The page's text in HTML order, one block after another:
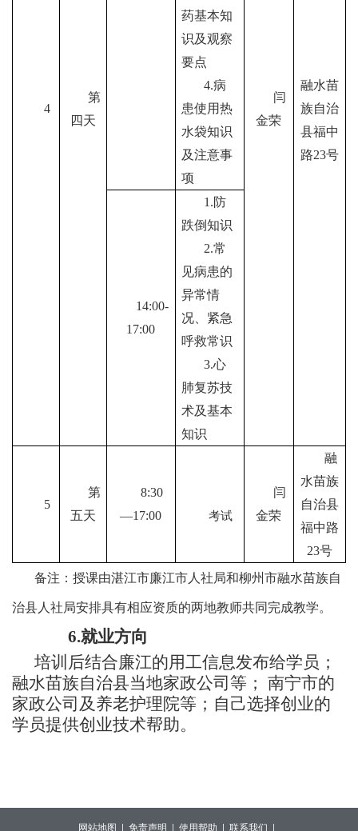
4
第
四天
药基本知
识及观察
要点
4.病
患使用热
水袋知识
及注意事
项
闫
金荣
融水苗
族自治
县福中
路23号
14:00-
1 7:00
1.防
跌倒知识
2.常
见病患的
异常情
况、紧急
呼救常识
3.心
肺复苏技
术及基本
知识
5
第
五天
8:30
—1 7:00 考试
闫
金荣
融
水苗族
自治县
福中路
23号
备注：授课由湛江市廉江市人社局和柳州市融水苗族自
治县人社局安排具有相应资质的两地教师共同完成教学。
6.就业方向
培训后结合廉江的用工信息发布给学员；
融水苗族自治县当地家政公司等； 南宁市的
家政公司及养老护理院等；自己选择创业的
学员提供创业技术帮助。
网站地图 | 免责声明 | 使用帮助 | 联系我们 |